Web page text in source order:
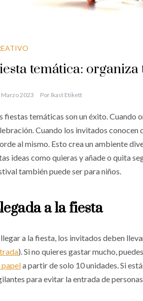
temática:
Marzo 2023 Por Ikast Etikett
fiestas temáticas son un éxito. Cuando
Cuando los invitados conocen
al mismo. Esto crea un ambiente
ideas como quieras y añade o quita
también puede ser para niños.
a la fiesta
a la fiesta, los invitados deben
). Si no quieres gastar mucho,
papela partir de solo 10 unidades. Si
para evitar la entrada de